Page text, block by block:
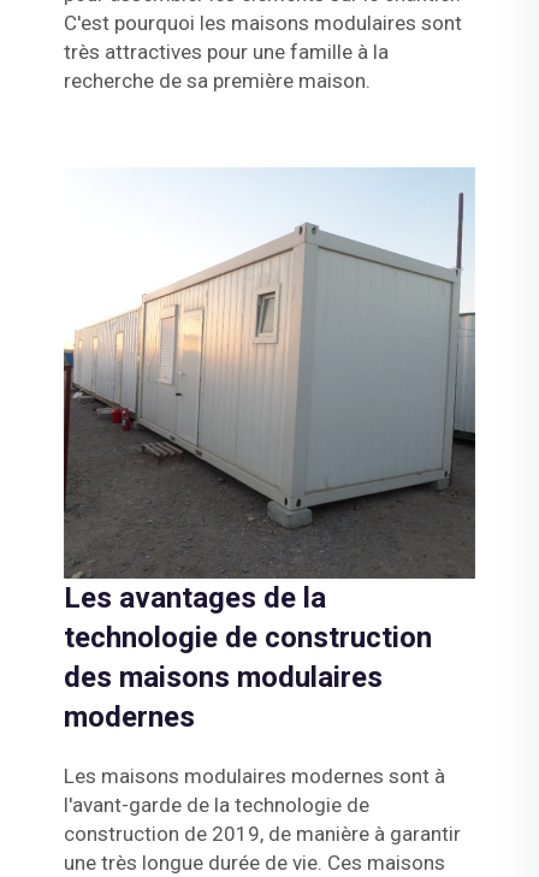
C'est pourquoi les maisons modulaires sont
très attractives pour une famille à la
recherche de sa première maison.
Les avantages de la
technologie de construction
des maisons modulaires
modernes
Les maisons modulaires modernes sont à
l'avant-garde de la technologie de
construction de 2019, de manière à garantir
une très longue durée de vie. Ces maisons